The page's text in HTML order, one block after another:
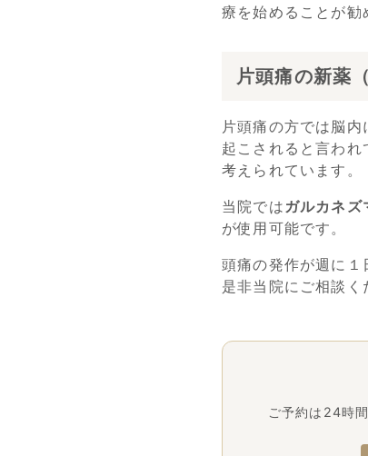
療を始めることが勧
片頭痛の新薬
片頭痛の方では脳
起こされると言わ
考えられています。
当院では ガルカネズ
が使用可能です。
頭痛の発作が週に１
是非当院にご相談く
ご予約は24時